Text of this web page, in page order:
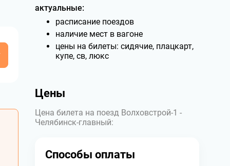
актуальные:
расписание поездов
наличие мест в вагоне
цены на билеты: сидячие, плацкарт,
купе, св, люкс
Цены
Цена билета на поезд Волховстрой-1 -
Челябинск-главный:
Способы оплаты